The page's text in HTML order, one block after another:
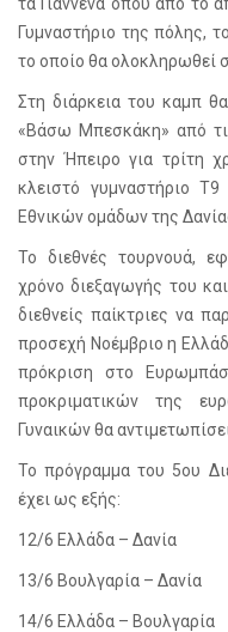
Γυμναστήριο της πόλης,
το οποίο θα ολοκληρωθεί
Στη διάρκεια του καμπ
«Βάσω Μπεσκάκη» από
στην Ήπειρο για τρίτη
κλειστό γυμναστήριο
Εθνικών ομάδων της
Το διεθνές τουρνουά,
χρόνο διεξαγωγής του
διεθνείς παίκτριες να
προσεχή Νοέμβριο η
πρόκριση στο
προκριματικών της
Γυναικών θα
Το πρόγραμμα του 5ου
έχει ως εξής:
12/6 Ελλάδα – Δανία
13/6 Βουλγαρία – Δανία
14/6 Ελλάδα – Βουλγαρία